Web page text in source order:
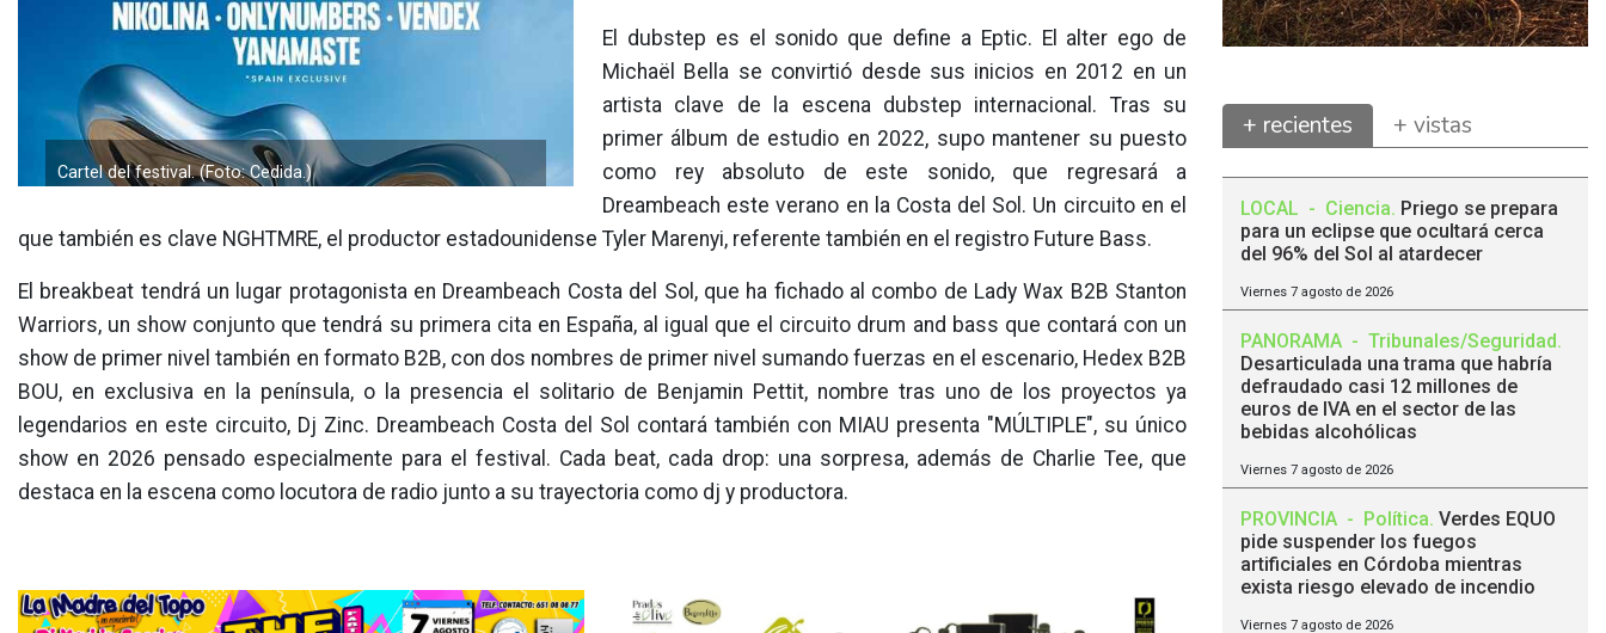
Cartel del festival. (Foto: Cedida.)
El dubstep es el sonido que define a Eptic. El alter ego de
Michaël Bella se convirtió desde sus inicios en 2012 en un
artista clave de la escena dubstep internacional. Tras su
primer álbum de estudio en 2022, supo mantener su puesto
como rey absoluto de este sonido, que regresará a
Dreambeach este verano en la Costa del Sol. Un circuito en el
que también es clave NGHTMRE, el productor estadounidense Tyler Marenyi, referente también en el registro Future Bass.
El breakbeat tendrá un lugar protagonista en Dreambeach Costa del Sol, que ha fichado al combo de Lady Wax B2B Stanton
Warriors, un show conjunto que tendrá su primera cita en España, al igual que el circuito drum and bass que contará con un
show de primer nivel también en formato B2B, con dos nombres de primer nivel sumando fuerzas en el escenario, Hedex B2B
BOU, en exclusiva en la península, o la presencia el solitario de Benjamin Pettit, nombre tras uno de los proyectos ya
legendarios en este circuito, Dj Zinc. Dreambeach Costa del Sol contará también con MIAU presenta "MÚLTIPLE", su único
show en 2026 pensado especialmente para el festival. Cada beat, cada drop: una sorpresa, además de Charlie Tee, que
destaca en la escena como locutora de radio junto a su trayectoria como dj y productora.
+ recientes + vistas
LOCAL - Ciencia. Priego se prepara
para un eclipse que ocultará cerca
del 96% del Sol al atardecer
Viernes 7 agosto de 2026
PANORAMA - Tribunales/Seguridad.
Desarticulada una trama que habría
defraudado casi 12 millones de
euros de IVA en el sector de las
bebidas alcohólicas
Viernes 7 agosto de 2026
PROVINCIA - Política. Verdes EQUO
pide suspender los fuegos
artificiales en Córdoba mientras
exista riesgo elevado de incendio
Viernes 7 agosto de 2026